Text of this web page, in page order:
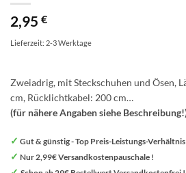
2,95 €
Lieferzeit: 2-3 Werktage
Zweiadrig, mit Steckschuhen und Ösen,
cm, Rücklichtkabel: 200 cm…
(für nähere Angaben siehe
✓ Gut & günstig - Top Preis-Leistungs-Verhältnis
✓ Nur 2,99€ Versandkostenpauschale !